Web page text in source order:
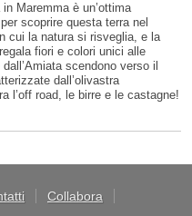
in Maremma è un’ottima
scoprire questa terra nel
cui la natura si risveglia, e la
fiori e colori unici alle
scendono verso il
dall’olivastra
l’off road, le birre e le castagne!
Collabora